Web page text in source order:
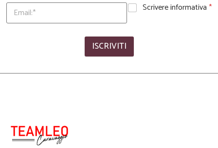
Scrivere informativa *
ISCRIVITI